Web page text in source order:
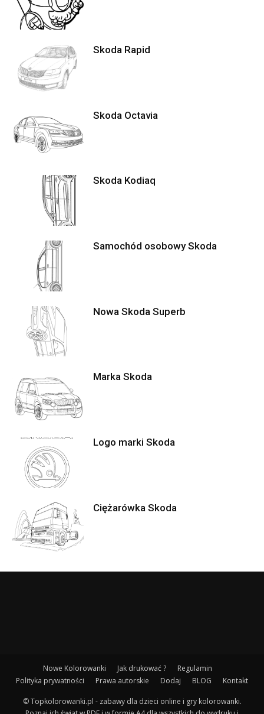
Skoda Rapid
Skoda Octavia
Skoda Kodiaq
Samochód osobowy Skoda
Nowa Skoda Superb
Marka Skoda
Logo marki Skoda
Ciężarówka Skoda
Nowe Kolorowanki Jak drukować ?
Regulamin
Polityka prywatności
Prawa autorskie Dodaj BLOG Kontakt
© Topkolorowanki.pl - zabawy dla dzieci online i gry kolorowanki.